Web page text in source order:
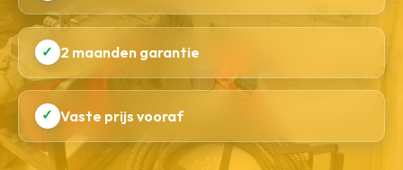
✓ 2 maanden garantie
✓ Vaste prijs vooraf